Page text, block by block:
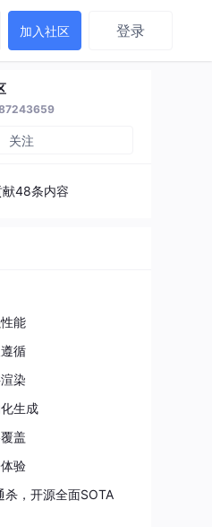
加入社区 登录
关注
献48条内容
能
循
染
生成
盖
验
，开源全面SOTA